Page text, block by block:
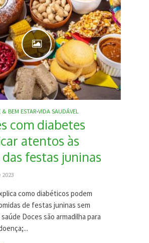
& BEM ESTAR•VIDA SAUDÁVEL
com diabetes
atentos às
festas juninas
como diabéticos podem
de festas juninas sem
Doces são armadilha para